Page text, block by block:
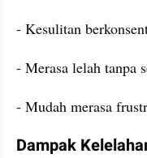
- Kesulitan
- Merasa lelah tanpa
- Mudah merasa
Dampak